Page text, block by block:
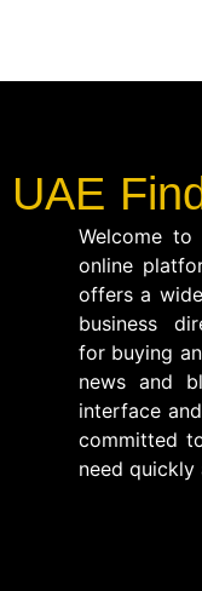
UAE
Welcome to
online
offers a
business
for buying
news and
interface
committed
need quickly